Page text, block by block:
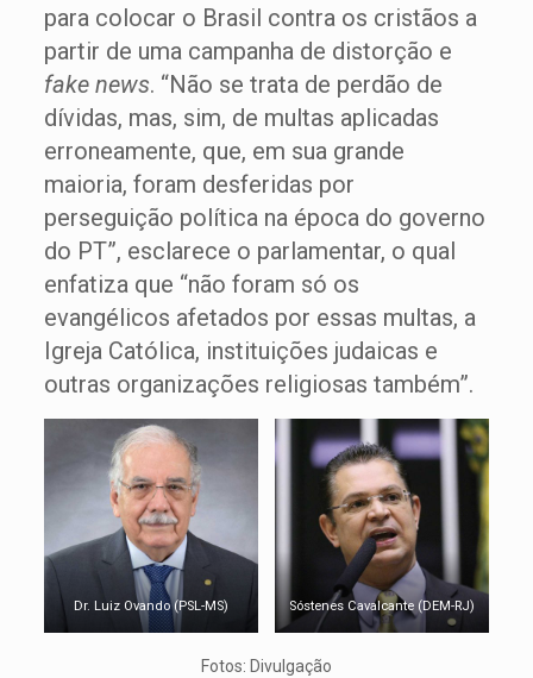
para colocar o Brasil contra os cristãos a
partir de uma campanha de distorção e
fake news. “Não se trata de perdão de
dívidas, mas, sim, de multas aplicadas
erroneamente, que, em sua grande
maioria, foram desferidas por
perseguição política na época do governo
do PT”, esclarece o parlamentar, o qual
enfatiza que “não foram só os
evangélicos afetados por essas multas, a
Igreja Católica, instituições judaicas e
outras organizações religiosas também”.
Dr. Luiz Ovando (PSL-MS) Sóstenes Cavalcante (DEM-RJ)
Fotos: Divulgação